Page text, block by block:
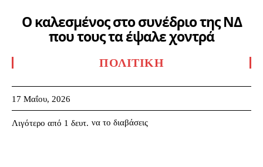
Ο καλεσμένος στο συνέδριο της ΝΔ
που τους τα έψαλε χοντρά
ΠΟΛΙΤΙΚΉ
17 Μαΐου, 2026
Λιγότερο από 1 δευτ. να το διαβάσεις